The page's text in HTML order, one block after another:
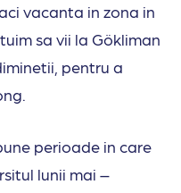
vacanta in zona in
sa vii la Gökliman
pentru a
perioade in care
lunii mai –